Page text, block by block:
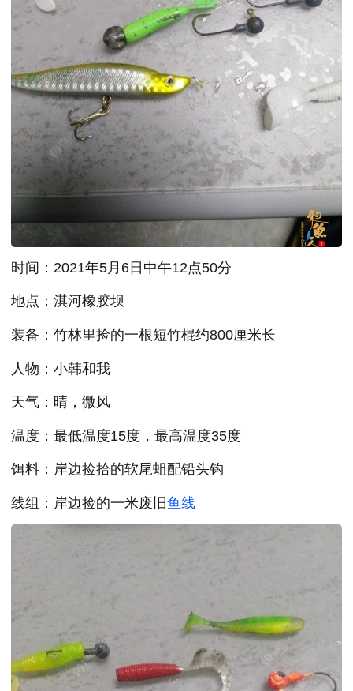
时间：2021年5月6日中午12点50分
地点：淇河橡胶坝
装备：竹林里捡的一根短竹棍约800厘米长
人物：小韩和我
天气：晴，微风
温度：最低温度15度，最高温度35度
饵料：岸边捡拾的软尾蛆配铅头钩
线组：岸边捡的一米废旧鱼线